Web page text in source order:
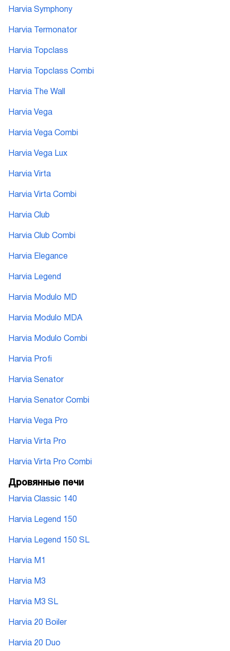
Harvia Symphony
Harvia Termonator
Harvia Topclass
Harvia Topclass Combi
Harvia The Wall
Harvia Vega
Harvia Vega Combi
Harvia Vega Lux
Harvia Virta
Harvia Virta Combi
Harvia Club
Harvia Club Combi
Harvia Elegance
Harvia Legend
Harvia Modulo MD
Harvia Modulo MDA
Harvia Modulo Combi
Harvia Profi
Harvia Senator
Harvia Senator Combi
Harvia Vega Pro
Harvia Virta Pro
Harvia Virta Pro Combi
Дровянные печи
Harvia Classic 140
Harvia Legend 150
Harvia Legend 150 SL
Harvia M1
Harvia M3
Harvia M3 SL
Harvia 20 Boiler
Harvia 20 Duo